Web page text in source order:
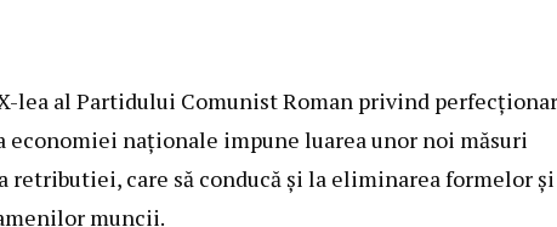
lea al Partidului Comunist Roman privind
naţionale impune luarea unor noi măsuri
care să conducă şi la eliminarea formelor şi
muncii.